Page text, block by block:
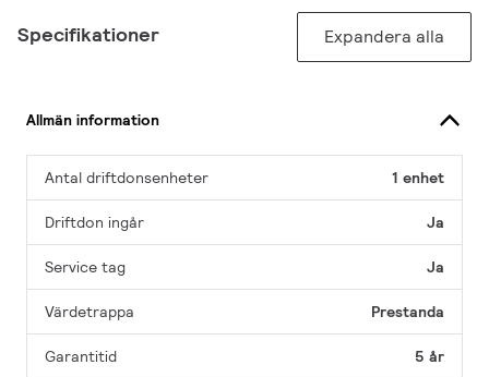
Specifikationer Expandera alla
Allmän information
Antal driftdonsenheter 1 enhet
Driftdon ingår Ja
Service tag Ja
Värdetrappa Prestanda
Garantitid 5 år